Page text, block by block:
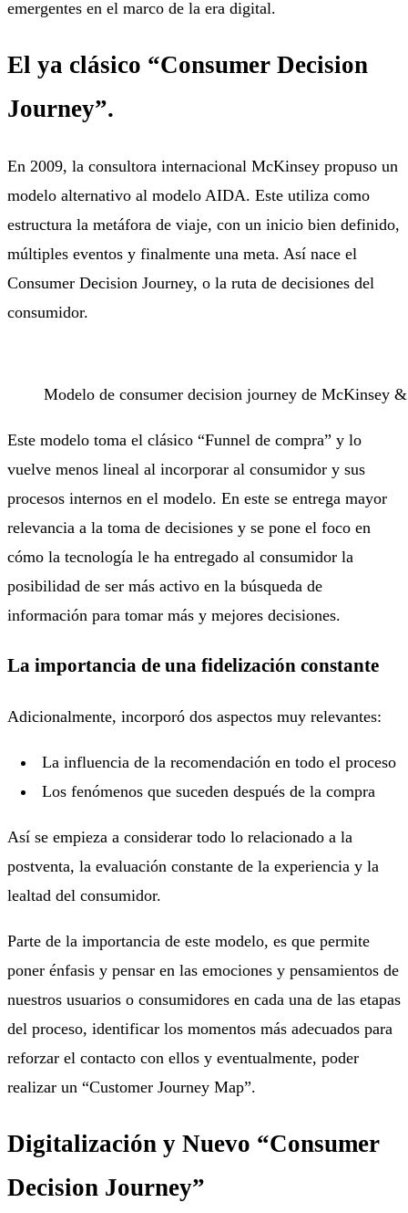
emergentes en el marco de la era digital.
El ya clásico “Consumer Decision
Journey”.
En 2009, la consultora internacional McKinsey propuso un
modelo alternativo al modelo AIDA. Este utiliza como
estructura la metáfora de viaje, con un inicio bien definido,
múltiples eventos y finalmente una meta. Así nace el
Consumer Decision Journey, o la ruta de decisiones del
consumidor.
Modelo de consumer decision journey de McKinsey
Este modelo toma el clásico “Funnel de compra” y lo
vuelve menos lineal al incorporar al consumidor y sus
procesos internos en el modelo. En este se entrega mayor
relevancia a la toma de decisiones y se pone el foco en
cómo la tecnología le ha entregado al consumidor la
posibilidad de ser más activo en la búsqueda de
información para tomar más y mejores decisiones.
La importancia de una fidelización constante
Adicionalmente, incorporó dos aspectos muy relevantes:
La influencia de la recomendación en todo el proceso
Los fenómenos que suceden después de la compra
Así se empieza a considerar todo lo relacionado a la
postventa, la evaluación constante de la experiencia y la
lealtad del consumidor.
Parte de la importancia de este modelo, es que permite
poner énfasis y pensar en las emociones y pensamientos de
nuestros usuarios o consumidores en cada una de las etapas
del proceso, identificar los momentos más adecuados para
reforzar el contacto con ellos y eventualmente, poder
realizar un “Customer Journey Map”.
Digitalización y Nuevo “Consumer
Decision Journey”